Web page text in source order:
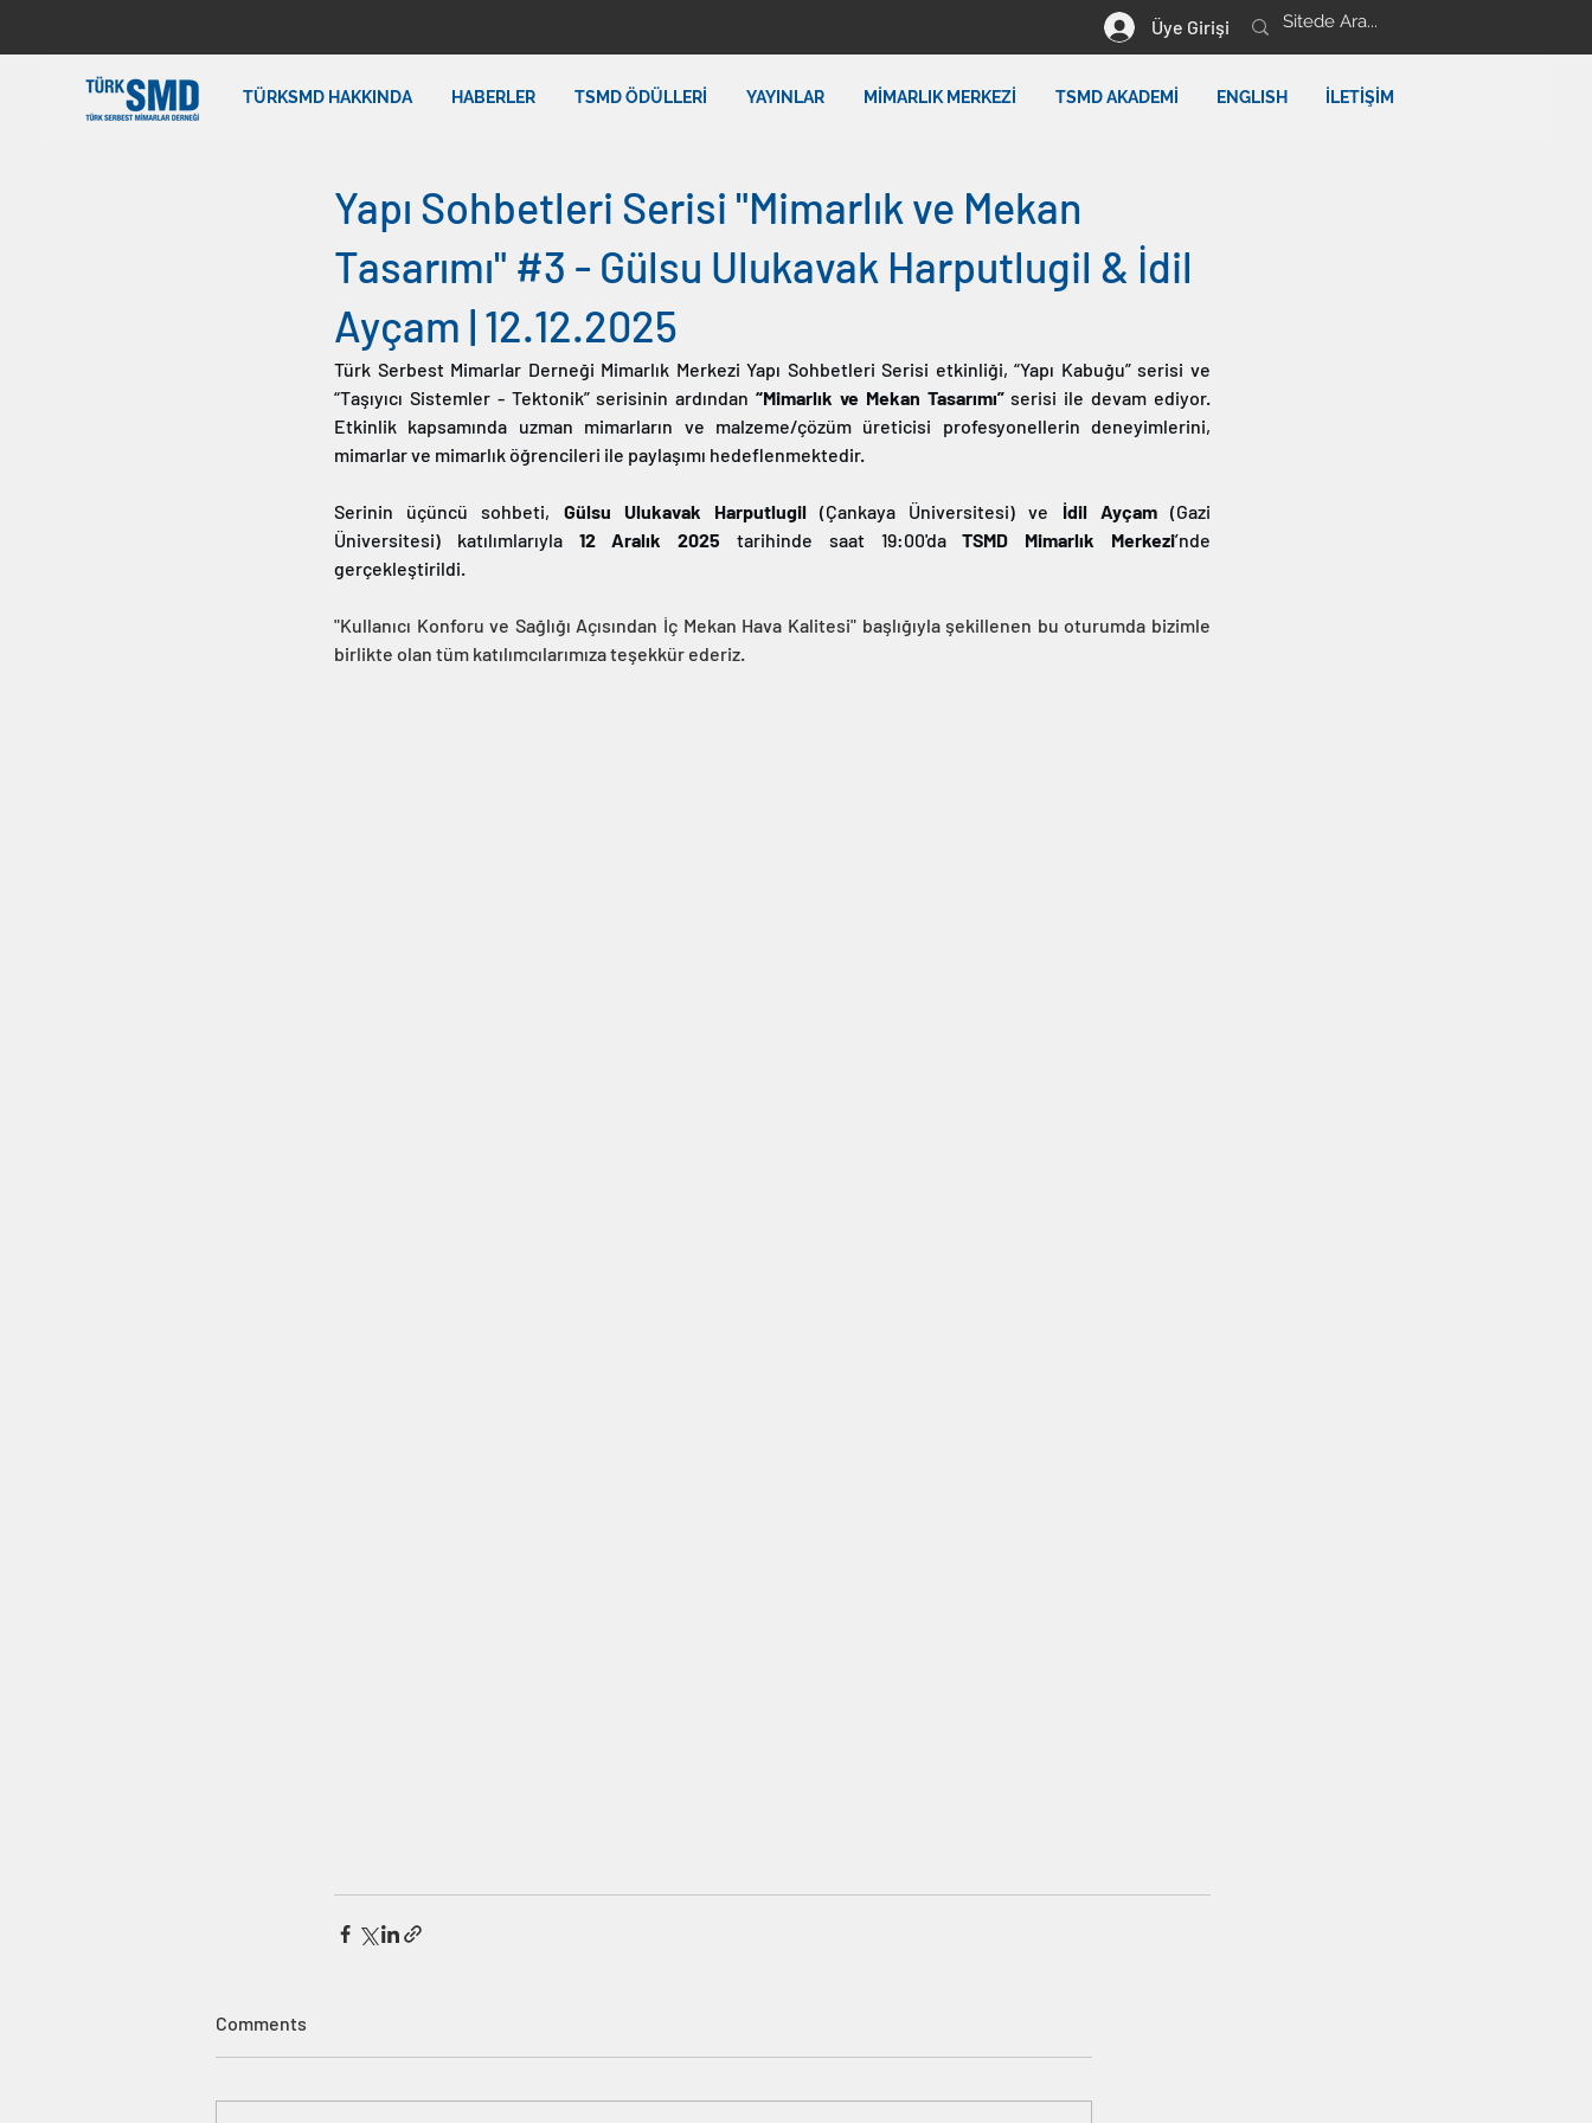
Üye Girişi
TÜRKSMD HAKKINDA HABERLER TSMD ÖDÜLLERİ YAYINLAR MİMARLIK MERKEZİ TSMD AKADEMİ ENGLISH İLETİŞİM
Yapı Sohbetleri Serisi "Mimarlık ve Mekan
Tasarımı" #3 - Gülsu Ulukavak Harputlugil & İdil
Ayçam | 12.12.2025
Türk Serbest Mimarlar Derneği Mimarlık Merkezi Yapı Sohbetleri Serisi etkinliği, “Yapı Kabuğu” serisi ve
“Taşıyıcı Sistemler - Tektonik” serisinin ardından “Mimarlık ve Mekan Tasarımı” serisi ile devam ediyor.
Etkinlik kapsamında uzman mimarların ve malzeme/çözüm üreticisi profesyonellerin deneyimlerini,
mimarlar ve mimarlık öğrencileri ile paylaşımı hedeflenmektedir.
Serinin üçüncü sohbeti, Gülsu Ulukavak Harputlugil (Çankaya Üniversitesi) ve İdil Ayçam (Gazi
Üniversitesi) katılımlarıyla 12 Aralık 2025 tarihinde saat 19:00'da TSMD Mimarlık Merkezi’nde
gerçekleştirildi.
"Kullanıcı Konforu ve Sağlığı Açısından İç Mekan Hava Kalitesi" başlığıyla şekillenen bu oturumda bizimle
birlikte olan tüm katılımcılarımıza teşekkür ederiz.
Comments